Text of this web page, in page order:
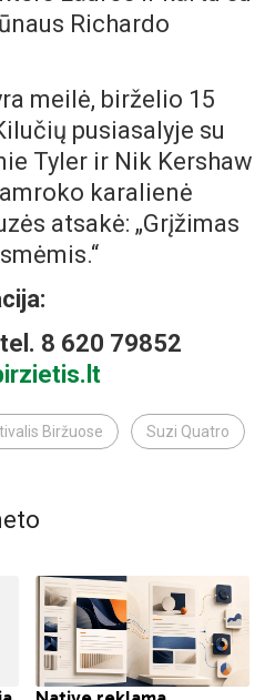
Richardo
meilė, birželio 15
pusiasalyje su
Tyler ir Nik Kershaw
karalienė
atsakė: „Grįžimas
8 620 79852
Biržuose Suzi Quatro